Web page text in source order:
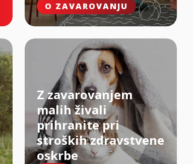
O ZAVAROVANJU
Z zavarovanjem
malih živali
prihranite pri
stroških zdravstvene
oskrbe